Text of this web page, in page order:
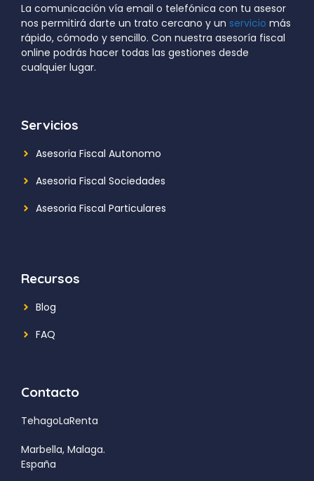
La comunicación vía email o telefónica con tu asesor
nos permitirá darte un trato cercano y un servicio más
rápido, cómodo y sencillo. Con nuestra asesoría fiscal
online podrás hacer todas las gestiones desde
cualquier lugar.
Servicios
Asesoria Fiscal Autonomo
Asesoria Fiscal Sociedades
Asesoria Fiscal Particulares
Recursos
Blog
FAQ
Contacto
TehagoLaRenta
Marbella, Malaga.
España